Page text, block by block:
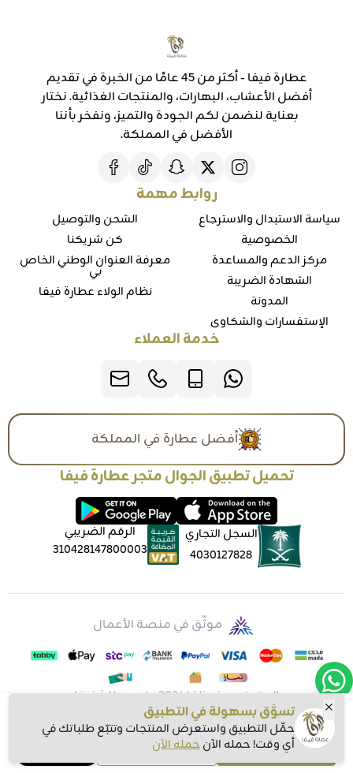
اشتري الآن
عطارة فيفا - أكثر من 45 عامًا من الخبرة في تقديم
أفضل الأعشاب، البهارات، والمنتجات الغذائية. نختار
بعناية لنضمن لكم الجودة والتميز، ونفخر بأننا
الأفضل في المملكة.
روابط مهمة
سياسة الاستبدال والاسترجاع
الخصوصية
مركز الدعم والمساعدة
الشهادة الضريبة
المدونة
الإستفسارات والشكاوي
الشحن والتوصيل
كن شريكنا
معرفة العنوان الوطني الخاص
بي
نظام الولاء عطارة فيفا
خدمة العملاء
أفضل عطارة في المملكة
تحميل تطبيق الجوال متجر عطارة فيفا
السجل التجاري
4030127828
الرقم الضريبي
310428147800003
موثّق في منصة الأعمال
الحقوق محفوظة | 2026 متجر عطارة فيفا
تسوَّق بسهولة في التطبيق
حمِّل التطبيق واستعرض المنتجات وتتبّع طلباتك في
أي وقت! حمله الآنحمله الآن